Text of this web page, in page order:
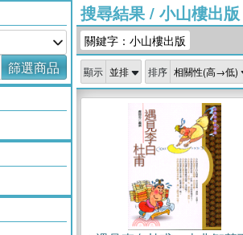
篩選商品
搜尋結果/ 小山樓出版
關鍵字：小山樓出版
顯示 排序